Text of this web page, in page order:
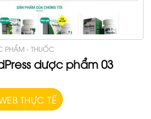
PHẨM - THUỐC
dược phẩm 03
THỰC TẾ